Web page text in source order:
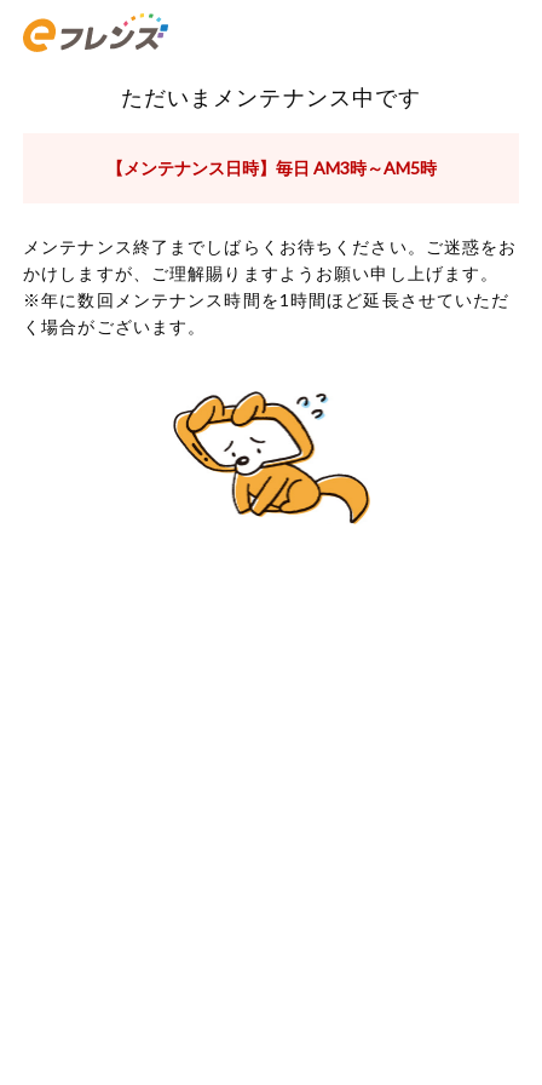
ただいまメンテナンス中です
【メンテナンス日時】毎日 AM3時～AM5時
メンテナンス終了までしばらくお待ちください。ご迷惑をお
かけしますが、ご理解賜りますようお願い申し上げます。
※年に数回メンテナンス時間を1時間ほど延長させていただ
く場合がございます。